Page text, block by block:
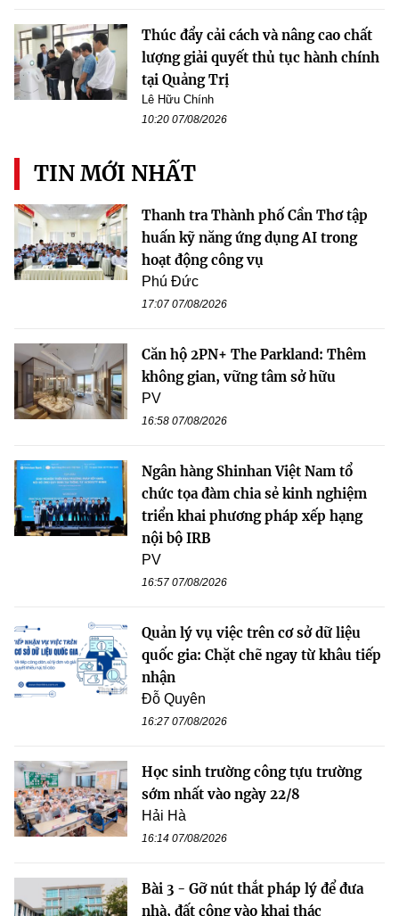
Thúc đẩy cải cách và nâng cao chất
lượng giải quyết thủ tục hành chính
tại Quảng Trị
Lê Hữu Chính
10:20 07/08/2026
TIN MỚI NHẤT
Thanh tra Thành phố Cần Thơ tập
huấn kỹ năng ứng dụng AI trong
hoạt động công vụ
Phú Đức
17:07 07/08/2026
Căn hộ 2PN+ The Parkland: Thêm
không gian, vững tâm sở hữu
PV
16:58 07/08/2026
Ngân hàng Shinhan Việt Nam tổ
chức tọa đàm chia sẻ kinh nghiệm
triển khai phương pháp xếp hạng
nội bộ IRB
PV
16:57 07/08/2026
Quản lý vụ việc trên cơ sở dữ liệu
quốc gia: Chặt chẽ ngay từ khâu tiếp
nhận
Đỗ Quyên
16:27 07/08/2026
Học sinh trường công tựu trường
sớm nhất vào ngày 22/8
Hải Hà
16:14 07/08/2026
Bài 3 - Gỡ nút thắt pháp lý để đưa
nhà, đất công vào khai thác